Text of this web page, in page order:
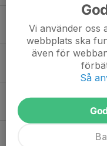
Fråga om plats
24 jul 2024
Björn Jonsson
19 apr 2023
Första
Kapla ny
Vi använder oss
webbplats ska
även för
Så